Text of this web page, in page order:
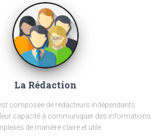
La Rédaction
composée de rédacteurs indépendants
capacité à communiquer des informations
de manière claire et utile.